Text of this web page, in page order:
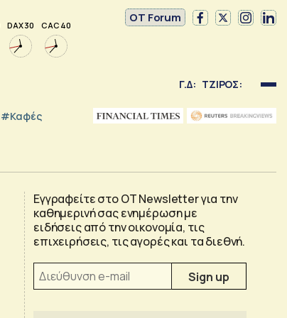
DAX 30 CAC 40
OT Forum
Γ.Δ: ΤΖΙΡΟΣ:
#καφές
Εγγραφείτε στο OT Newsletter για την
καθημερινή σας ενημέρωση με
ειδήσεις από την οικονομία, τις
επιχειρήσεις, τις αγορές και τα διεθνή.